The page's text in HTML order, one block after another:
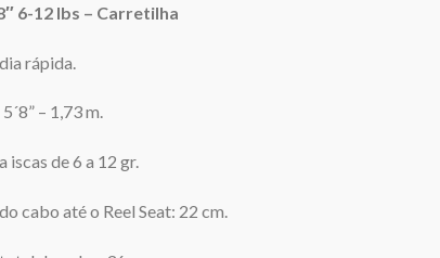
6-12 lbs – Carretilha
rápida.
– 1,73 m.
iscas de 6 a 12 gr.
cabo até o Reel Seat: 22 cm.